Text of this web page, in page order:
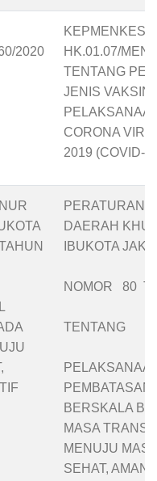
2020
KEPMENKES
HK.01.07/
TENTANG
JENIS VAKSIN
CORONA
2019 (COVID-
PERATURAN
DAERAH
IBUKOTA
NOMOR 80
TENTANG
PEMBATASAN
BERSKALA
MASA
MENUJU
SEHAT, AMAN,